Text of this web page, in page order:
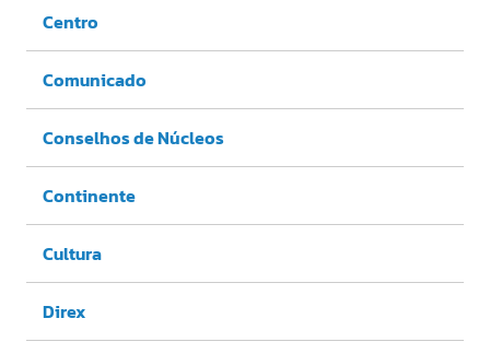
Centro
Comunicado
Conselhos de Núcleos
Continente
Cultura
Direx